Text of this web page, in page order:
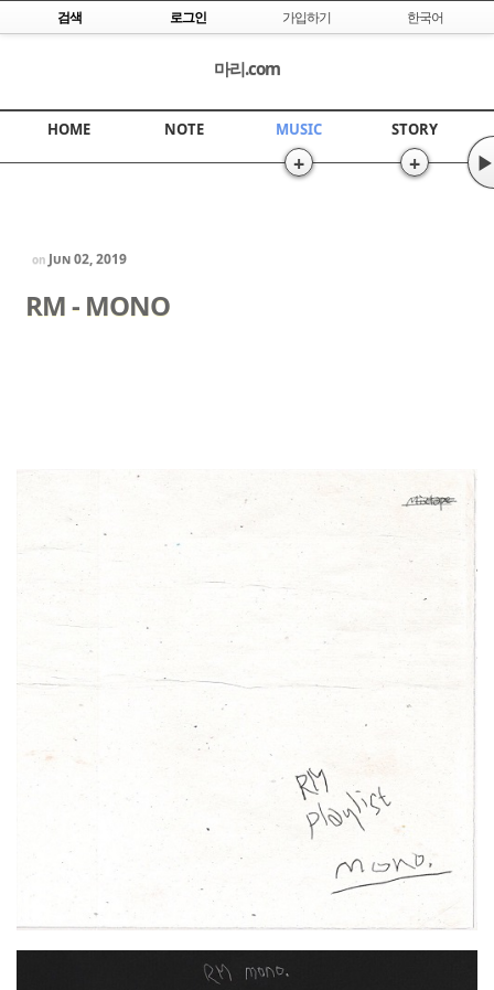
Skip to content
검색 로그인 가입하기 한국어
마리.com
HOME NOTE MUSIC
+
STORY
+ ▶
on Jun 02, 2019
RM - MONO